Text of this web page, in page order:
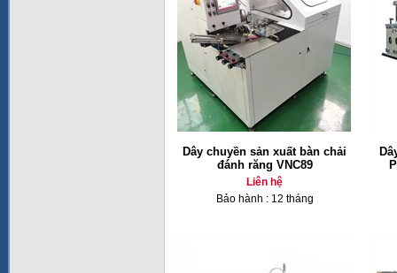
Dây chuyền sản xuất bàn chải
đánh răng VNC89
Liên hệ
Bảo hành : 12 tháng